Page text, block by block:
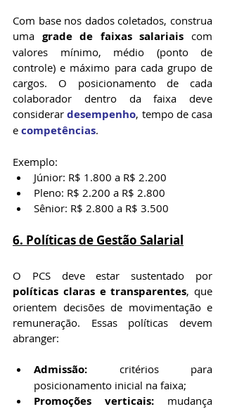
Com base nos dados coletados, construa
uma grade de faixas salariais com
valores mínimo, médio (ponto de
controle) e máximo para cada grupo de
cargos. O posicionamento de cada
colaborador dentro da faixa deve
considerar desempenho, tempo de casa
e competências.
Exemplo:
Júnior: R$ 1.800 a R$ 2.200
Pleno: R$ 2.200 a R$ 2.800
Sênior: R$ 2.800 a R$ 3.500
6. Políticas de Gestão Salarial
políticas claras e transparentes, que
orientem decisões de movimentação e
remuneração. Essas políticas devem
abranger:
Admissão: critérios para
posicionamento inicial na faixa;
Promoções verticais: mudança